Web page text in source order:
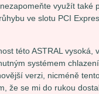
využít také
ve slotu PCI
této ASTRAL vysoká,
systémem
verzi, nicméně
že se mi do rukou